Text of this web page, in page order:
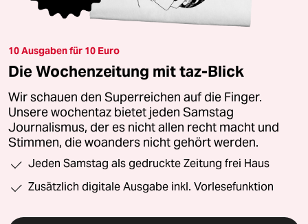
10 Ausgaben für 10 Euro
Die Wochenzeitung mit taz-Blick
Wir schauen den Superreichen auf die Finger.
Unsere wochentaz bietet jeden Samstag
Journalismus, der es nicht allen recht macht und
Stimmen, die woanders nicht gehört werden.
Jeden Samstag als gedruckte Zeitung frei Haus
Zusätzlich digitale Ausgabe inkl. Vorlesefunktion